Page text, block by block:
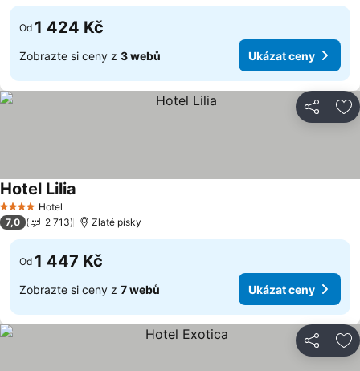
Od 1 424 Kč
Zobrazte si ceny z 3 webů Ukázat ceny
Sdílet
4 Počet hvězdiček
Hotel
Hotel Lilia
7,0 2 713 Zlaté písky
Od 1 447 Kč
Zobrazte si ceny z 7 webů Ukázat ceny
Sdílet